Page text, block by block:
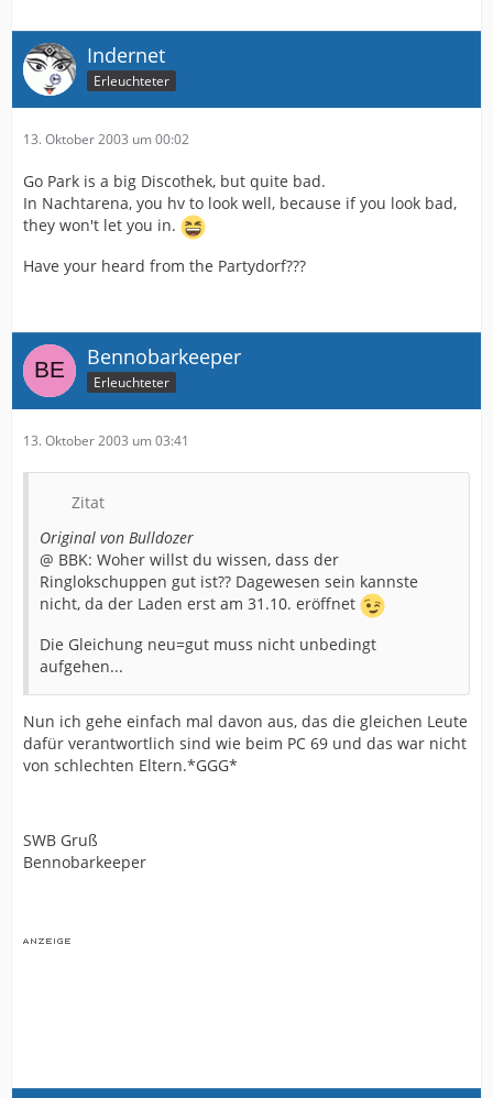
Indernet
Erleuchteter
13. Oktober 2003 um 00:02
Go Park is a big Discothek, but quite bad.
In Nachtarena, you hv to look well, because if you look bad,
they won't let you in.
Have your heard from the Partydorf???
Bennobarkeeper
Erleuchteter
13. Oktober 2003 um 03:41
Zitat
Original von Bulldozer
@ BBK: Woher willst du wissen, dass der
Ringlokschuppen gut ist?? Dagewesen sein kannste
nicht, da der Laden erst am 31.10. eröffnet
Die Gleichung neu=gut muss nicht unbedingt
aufgehen...
Nun ich gehe einfach mal davon aus, das die gleichen Leute
dafür verantwortlich sind wie beim PC 69 und das war nicht
von schlechten Eltern.*GGG*
SWB Gruß
Bennobarkeeper